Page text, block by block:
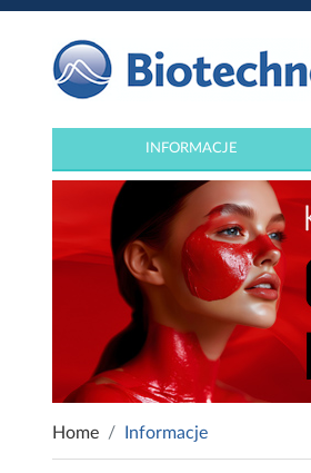
INFORMACJE
Home Informacje